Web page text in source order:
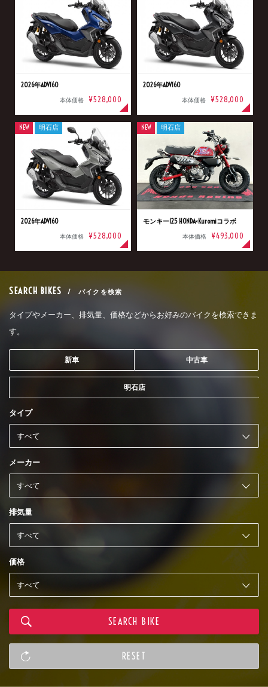
2026年ADV160
本体価格 ¥528,000
2026年ADV160
本体価格 ¥528,000
2026年ADV160
本体価格 ¥528,000
NEW 明石店
モンキー125 HONDA×Kuromiコラボ
本体価格 ¥493,000
NEW 明石店
SEARCH BIKES / バイクを検索
タイプやメーカー、排気量、価格などからお好みのバイクを検索できま
す。
新車 中古車
明石店
タイプ
メーカー
排気量
価格